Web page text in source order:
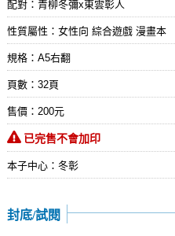
配對：青柳冬彌x東雲彰人
性質屬性：女性向 綜合遊戲 漫畫本
規格：A5右翻
頁數：32頁
售價：200元
已完售不會加印
本子中心：冬彰
封底/試閱